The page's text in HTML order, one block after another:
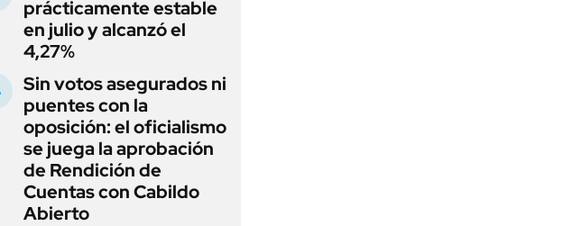
prácticamente estable
en julio y alcanzó el
4,27%
Sin votos asegurados ni
puentes con la
oposición: el oficialismo
se juega la aprobación
de Rendición de
Cuentas con Cabildo
Abierto